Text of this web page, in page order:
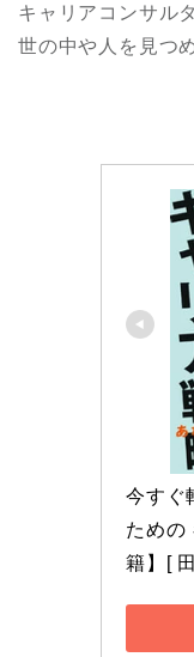
キャリアコンサル
世の中や人を見つ
今すぐ
ための
籍】[